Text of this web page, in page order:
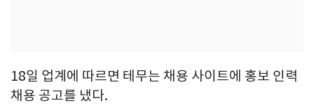
18일 업계에 따르면 테무는 채용 사이트에 홍보 인력
채용 공고를 냈다.